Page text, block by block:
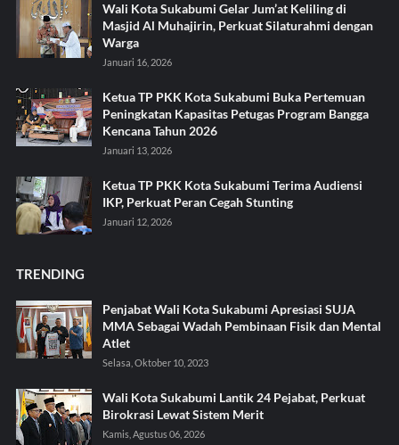
Wali Kota Sukabumi Gelar Jum’at Keliling di
Masjid Al Muhajirin, Perkuat Silaturahmi dengan
Warga
Januari 16, 2026
Ketua TP PKK Kota Sukabumi Buka Pertemuan
Peningkatan Kapasitas Petugas Program Bangga
Kencana Tahun 2026
Januari 13, 2026
Ketua TP PKK Kota Sukabumi Terima Audiensi
IKP, Perkuat Peran Cegah Stunting
Januari 12, 2026
TRENDING
Penjabat Wali Kota Sukabumi Apresiasi SUJA
MMA Sebagai Wadah Pembinaan Fisik dan Mental
Atlet
Selasa, Oktober 10, 2023
Wali Kota Sukabumi Lantik 24 Pejabat, Perkuat
Birokrasi Lewat Sistem Merit
Kamis, Agustus 06, 2026